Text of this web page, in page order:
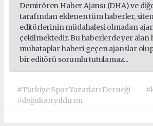
Demirören Haber Ajansı (DHA) ve
tarafından eklenen tüm haberler,
editörlerinin müdahalesi olmadan
çekilmektedir. Bu haberlerde yer alan
muhataplar haberi geçen ajanslar
bir editörü sorumlu tutulamaz...
#Türkiye Spor Yazarları Derneği
#doğukan yıldırım